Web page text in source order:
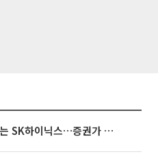
'불안과 기대 사이' 널뛰는 SK하이닉스…증권가 "HBM4·LTA 기반 펀터멘털 견고"